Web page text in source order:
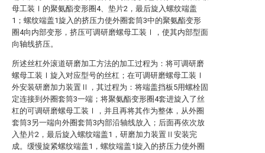
母工装Ⅰ的聚氨酯变形圈4、垫片2，最后旋入螺纹端盖
1；螺纹端盖1旋入的挤压力使外圈套筒3中的聚氨酯变形
圈4向内部变形，挤压可调研磨螺母工装Ⅰ，使其内部型面
向轴线挤压。
所述丝杠外滚道研磨加工方法的加工过程为：将可调研磨
螺母工装Ⅰ旋入对应型号的丝杠；在可调研磨螺母工装Ⅰ
外安装研磨加力装置Ⅱ，其过程为：将端盖挡板5用螺栓固
定连接到外圈套筒3一端；将聚氨酯变形圈4套进旋入了丝
杠的可调研磨螺母工装Ⅰ，并且再将其作为整体，从外圈
套筒3另一端向外圈套筒3内部沿轴线放入；后面再依次放
入垫片2，最后旋入螺纹端盖1，研磨加力装置Ⅱ安装完
成。缓慢旋紧螺纹端盖1，螺纹端盖1旋入的挤压力使外圈